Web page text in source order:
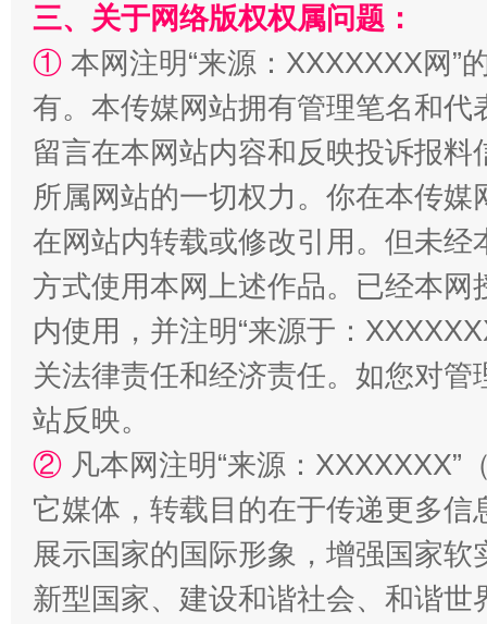
解纷+调解+退费，一次搞定
站台名比不上好声名
漫山遍野的桃花与雪山、麦地、白藏房 除
三、关于网络版权权属问题：
① 本网注明“来源：XXXXXXX网”
有。本传媒网站拥有管理笔名和
留言在本网站内容和反映投诉报
所属网站的一切权力。你在本传
在网站内转载或修改引用。但未
方式使用本网上述作品。已经本
内使用，并注明“来源于：
关法律责任和经济责任。如您对
站反映。
② 凡本网注明“来源：
它媒体，转载目的在于传递更多
展示国家的国际形象，增强国家
新型国家、建设和谐社会、和谐